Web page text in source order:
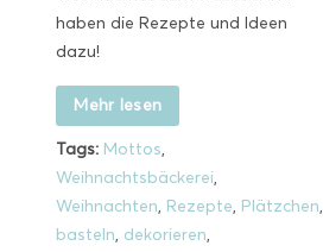
haben die Rezepte und Ideen
dazu!
Mehr lesen
Tags: Mottos,
Weihnachtsbäckerei,
Weihnachten, Rezepte, Plätzchen,
basteln, dekorieren,